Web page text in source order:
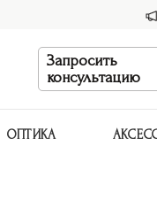
Запросить
консультацию
ОПТИКА